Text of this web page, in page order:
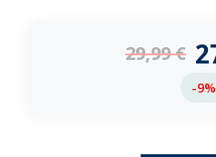
5
29,99€
-9%